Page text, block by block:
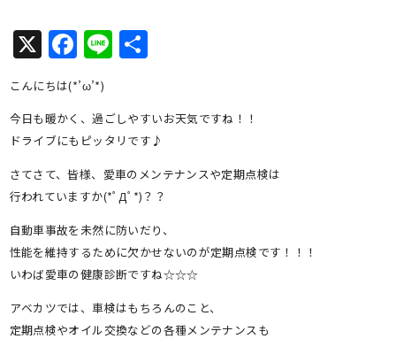
X Facebook
Line共
こんにちは(*’ω’*)
今日も暖かく、過ごしやすいお天気ですね！！
ドライブにもピッタリです♪
さてさて、皆様、愛車のメンテナンスや定期点検は
行われていますか(*ﾟДﾟ*)？？
自動車事故を未然に防いだり、
性能を維持するために欠かせないのが定期点検です！！！
いわば愛車の健康診断ですね☆☆☆
アベカツでは、車検はもちろんのこと、
定期点検やオイル交換などの各種メンテナンスも